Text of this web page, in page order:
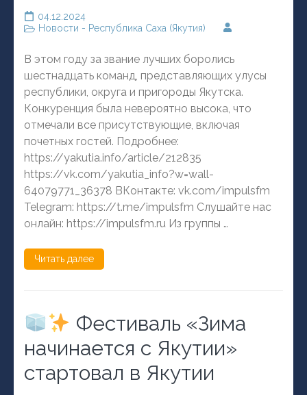
04.12.2024
Новости - Республика Саха (Якутия)
В этом году за звание лучших боролись
шестнадцать команд, представляющих улусы
республики, округа и пригороды Якутска.
Конкуренция была невероятно высока, что
отмечали все присутствующие, включая
почетных гостей. Подробнее:
https://yakutia.info/article/212835
https://vk.com/yakutia_info?w=wall-
64079771_36378 ВКонтакте: vk.com/impulsfm
Telegram: https://t.me/impulsfm Слушайте нас
онлайн: https://impulsfm.ru Из группы …
Читать далее
Фестиваль «Зима
начинается с Якутии»
стартовал в Якутии